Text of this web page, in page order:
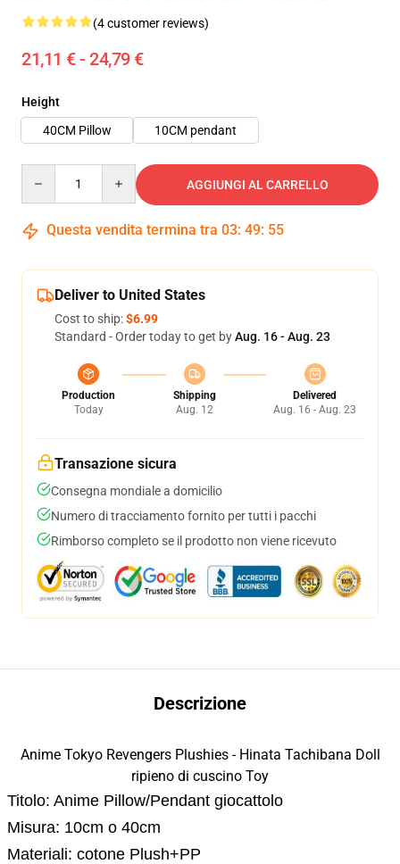
(4 customer reviews)
21,11 € - 24,79 €
Height
40CM Pillow
10CM pendant
AGGIUNGI AL CARRELLO
Questa vendita termina tra 03: 49: 54
Deliver to United States
Cost to ship:$6.99
Standard - Order today to get byAug. 16 - Aug. 23
Production
Today
Shipping
Aug. 12
Delivered
Aug. 16 - Aug. 23
Transazione sicura
Consegna mondiale a domicilio
Numero di tracciamento fornito per tutti i pacchi
Rimborso completo se il prodotto non viene ricevuto
Descrizione
Anime Tokyo Revengers Plushies - Hinata Tachibana Doll
ripieno di cuscino Toy
Titolo: Anime Pillow/Pendant giocattolo
Misura: 10cm o 40cm
Materiali: cotone Plush+PP